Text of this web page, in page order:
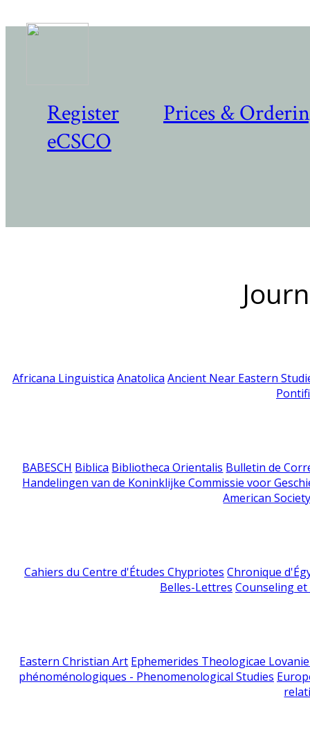
Register
Prices &
eCSCO
Africana Linguistica Anatolica Ancient Near Eastern
BABESCH Biblica Bibliotheca Orientalis Bulletin de
Handelingen van de Koninklijke Commissie voor
American
Cahiers du Centre d'Études Chypriotes Chronique
Belles-Lettres Counseling
Eastern Christian Art Ephemerides Theologicae
phénoménologiques - Phenomenological Studies